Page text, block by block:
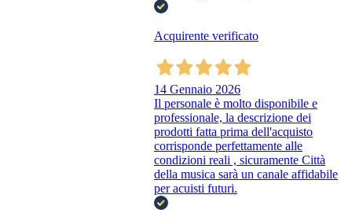
Acquirente verificato
14 Gennaio 2026
Il personale è molto disponibile e
professionale, la descrizione dei
prodotti fatta prima dell'acquisto
corrisponde perfettamente alle
condizioni reali , sicuramente Città
della musica sarà un canale affidabile
per acuisti futuri.